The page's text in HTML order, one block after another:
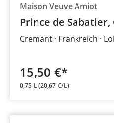
Maison Veuve Amiot
Prince de Sabatier,
Cremant Frankreich
15,50 €*
0,75 L(20,67 €/L)